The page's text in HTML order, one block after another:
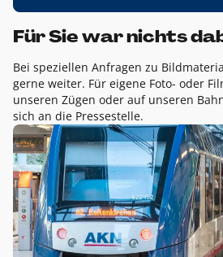
Für Sie war nichts
Bei speziellen Anfragen zu
gerne weiter. Für eigene Foto- oder
unseren Zügen oder auf unseren
sich an die Pressestelle.